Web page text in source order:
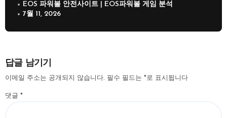
즐길 수 있다
EOS 파워볼 안전사이트 | EOS파워볼 게임 분석
7월 11, 2026
답글 남기기
이메일 주소는 공개되지 않습니다. 필수 필드는 *로 표시됩니다
댓글 *